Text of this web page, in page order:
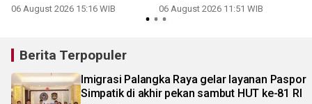
06 August 2026 15:16 WIB 06 August 2026 11:51 WIB
Berita Terpopuler
Imigrasi Palangka Raya gelar layanan Paspor
Simpatik di akhir pekan sambut HUT ke-81 RI